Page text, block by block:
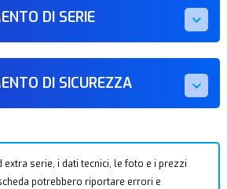
DI SERIE
DI SICUREZZA
extra serie, i dati tecnici, le foto e i prezzi
potrebbero riportare errori e